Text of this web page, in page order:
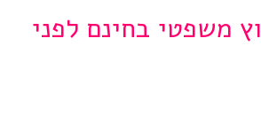
משפטי בחינם לפני